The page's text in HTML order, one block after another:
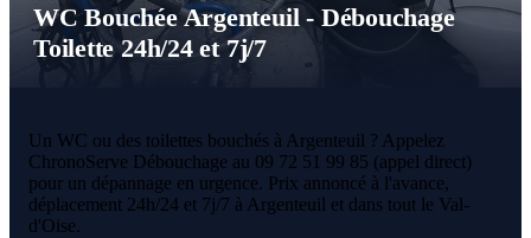
WC Bouchée Argenteuil - Débouchage
Toilette 24h/24 et 7j/7
Un WC ou des toilettes bouchés à Argenteuil ? Appelez
ChronoServe Débouchage au 09 72 51 99 85 (appel direct)
pour un dépannage en urgence. Prix annoncé à l'avance,
déplacement 24h/24 et 7j/7 à Argenteuil et dans tout le Val-
d'Oise.